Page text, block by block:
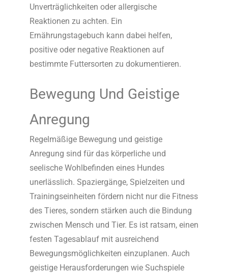
Unverträglichkeiten oder allergische
Reaktionen zu achten. Ein
Ernährungstagebuch kann dabei helfen,
positive oder negative Reaktionen auf
bestimmte Futtersorten zu dokumentieren.
Bewegung Und Geistige
Anregung
Regelmäßige Bewegung und geistige
Anregung sind für das körperliche und
seelische Wohlbefinden eines Hundes
unerlässlich. Spaziergänge, Spielzeiten und
Trainingseinheiten fördern nicht nur die Fitness
des Tieres, sondern stärken auch die Bindung
zwischen Mensch und Tier. Es ist ratsam, einen
festen Tagesablauf mit ausreichend
Bewegungsmöglichkeiten einzuplanen. Auch
geistige Herausforderungen wie Suchspiele